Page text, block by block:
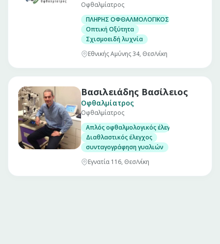
Οφθαλμίατρος
ΠΛΗΡΗΣ ΟΦΘΑΛΜΟΛΟΓΙΚΟΣ ΕΛΕΓΧΟΣ
Οπτική Οξύτητα
Σχισμοειδή λυχνία
Εθνικής Αμύνης 34, Θεσ/νίκη
Βασιλειάδης Βασίλειος
Οφθαλμίατρος
Οφθαλμίατρος
Απλός οφθαλμολογικός έλεγχος ( Οπτική
Διαθλαστικός έλεγχος
συνταγογράφηση γυαλιών
Εγνατία 116, Θεσ/νίκη